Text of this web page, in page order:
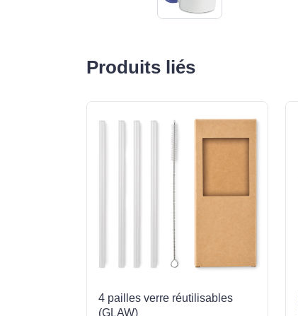
Produits liés
4 pailles verre réutilisables
(GLAW)